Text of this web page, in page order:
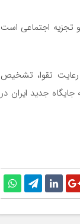
تجزیه اجتماعی است
رعایت تقوا، تشخیص
جدید ایران در